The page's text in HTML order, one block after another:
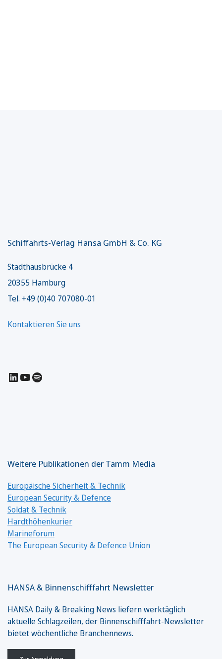
Schiffahrts-Verlag Hansa GmbH & Co. KG
Stadthausbrücke 4
20355 Hamburg
Tel. +49 (0)40 707080-01
Kontaktieren Sie uns
LinkedIn
YouTube
Spotify
Weitere Publikationen der Tamm Media
Europäische Sicherheit & Technik
European Security & Defence
Soldat & Technik
Hardthöhenkurier
Marineforum
The European Security & Defence Union
HANSA & Binnenschifffahrt Newsletter
HANSA Daily & Breaking News liefern werktäglich
aktuelle Schlagzeilen, der Binnenschifffahrt-Newsletter
bietet wöchentliche Branchennews.